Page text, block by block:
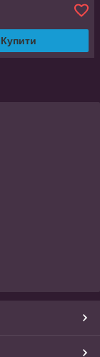
Купити